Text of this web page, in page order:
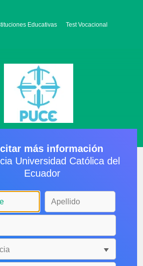
Educativas Test Vocacional
más información
Universidad Católica del
Ecuador